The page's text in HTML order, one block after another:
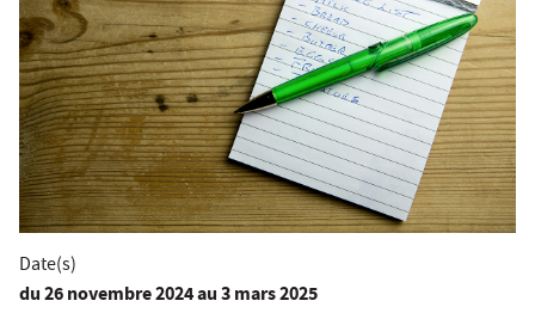
Date(s)
du26 novembre 2024au 3 mars 2025